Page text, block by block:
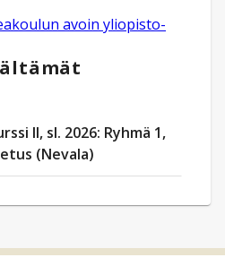
avoin yliopisto-
II, sl. 2026: Ryhmä 1,
(Nevala)